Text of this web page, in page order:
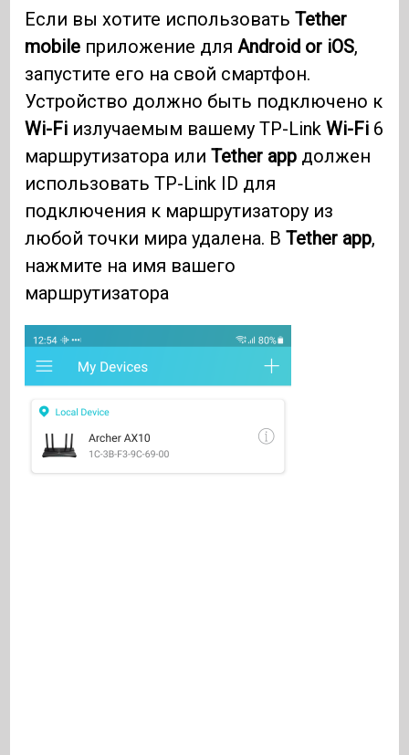
Если вы хотите использоватьTether
mobile приложение дляAndroid or iOS,
запустите его на свой смартфон.
Устройство должно быть подключено к
Wi-Fi излучаемым вашему TP-LinkWi-Fi 6
маршрутизатора илиTether app должен
использовать TP-Link ID для
подключения к маршрутизатору из
любой точки мира удалена. ВTether app,
нажмите на имя вашего
маршрутизатора